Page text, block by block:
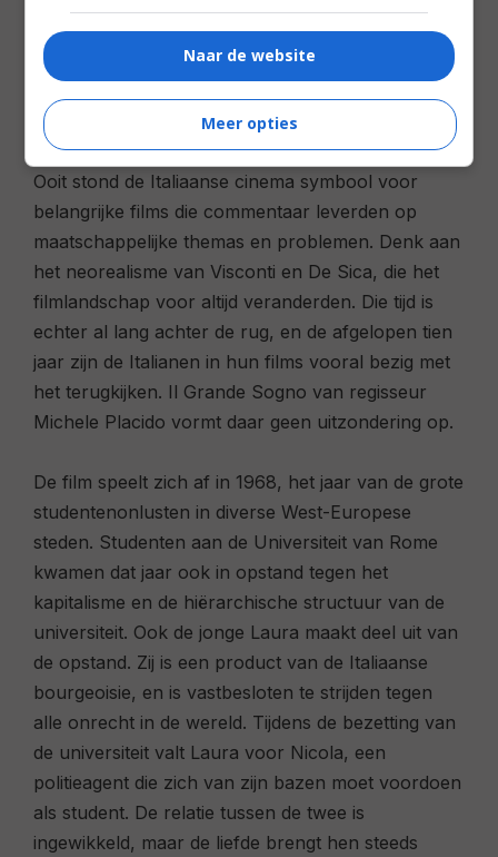
Regie:Michele Placido|Cast:Jasmine Trinc
(Laura), Ricardo Scamarcio, Luca Argentero
2009
Ooit stond de Italiaanse cinema symbool voor
belangrijke films die commentaar leverden op
maatschappelijke themas en problemen. Denk aan
het neorealisme van Visconti en De Sica, die het
filmlandschap voor altijd veranderden. Die tijd is
echter al lang achter de rug, en de afgelopen tien
jaar zijn de Italianen in hun films vooral bezig met
het terugkijken. Il Grande Sogno van regisseur
Michele Placido vormt daar geen uitzondering op.
De film speelt zich af in 1968, het jaar van de grote
studentenonlusten in diverse West-Europese
steden. Studenten aan de Universiteit van Rome
kwamen dat jaar ook in opstand tegen het
kapitalisme en de hiërarchische structuur van de
universiteit. Ook de jonge Laura maakt deel uit van
de opstand. Zij is een product van de Italiaanse
bourgeoisie, en is vastbesloten te strijden tegen
alle onrecht in de wereld. Tijdens de bezetting van
de universiteit valt Laura voor Nicola, een
politieagent die zich van zijn bazen moet voordoen
als student. De relatie tussen de twee is
ingewikkeld, maar de liefde brengt hen steeds
Naar de website
Meer opties